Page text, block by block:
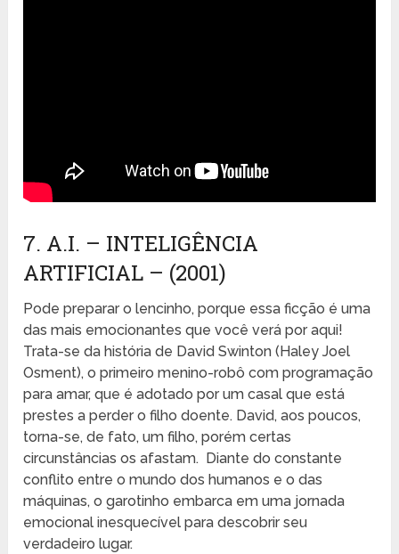
7. A.I. – INTELIGÊNCIA
ARTIFICIAL – (2001)
Pode preparar o lencinho, porque essa ficção é uma
das mais emocionantes que você verá por aqui!
Trata-se da história de David Swinton (Haley Joel
Osment), o primeiro menino-robô com programação
para amar, que é adotado por um casal que está
prestes a perder o filho doente. David, aos poucos,
torna-se, de fato, um filho, porém certas
circunstâncias os afastam. Diante do constante
conflito entre o mundo dos humanos e o das
máquinas, o garotinho embarca em uma jornada
emocional inesquecível para descobrir seu
verdadeiro lugar.